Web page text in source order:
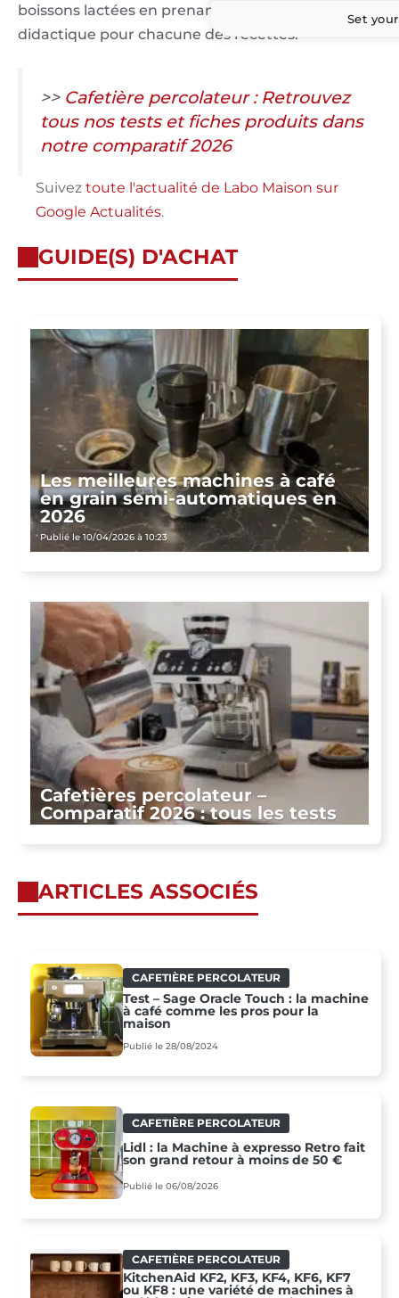
boissons lactées en prenant le parti d’être très
didactique pour chacune des recettes.
>> Cafetière percolateur : Retrouvez
tous nos tests et fiches produits dans
notre comparatif 2026
Suivez toute l'actualité de Labo Maison sur
Google Actualités.
GUIDE(S) D'ACHAT
Les meilleures machines à café
en grain semi-automatiques en
2026
Publié le 10/04/2026 à 10:23
Cafetières percolateur –
Comparatif 2026 : tous les tests
ARTICLES ASSOCIÉS
CAFETIÈRE PERCOLATEUR
Test – Sage Oracle Touch : la machine
à café comme les pros pour la
maison
Publié le 28/08/2024
CAFETIÈRE PERCOLATEUR
Lidl : la Machine à expresso Retro fait
son grand retour à moins de 50 €
Publié le 06/08/2026
CAFETIÈRE PERCOLATEUR
KitchenAid KF2, KF3, KF4, KF6, KF7
ou KF8 : une variété de machines à
Set